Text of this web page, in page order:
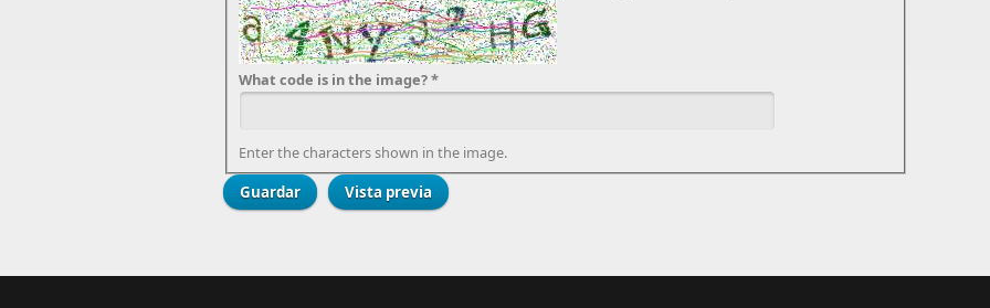
What code is in the image?*
Enter the characters shown in the image.